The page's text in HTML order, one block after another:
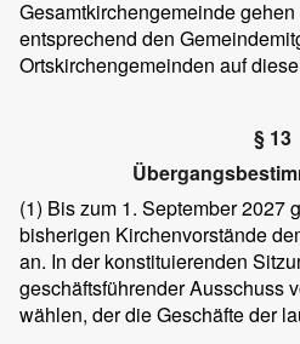
Gesamtkirchengemeinde
entsprechend den
Ortskirchengemeinden auf
§ 13
(1) Bis zum 1. September 2027
bisherigen Kirchenvorstände
an. In der konstituierenden
geschäftsführender Ausschuss
wählen, der die Geschäfte der